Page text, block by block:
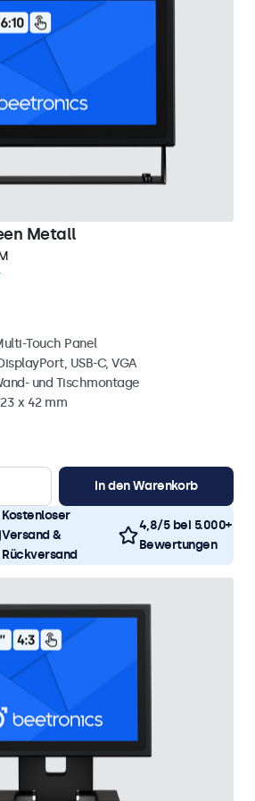
Metall
Touch Panel
USB-C, VGA
und Tischmontage
x 42 mm
In den Warenkorb
Kostenloser
Versand &
Rückversand
4,8/5 bei 5.000+
Bewertungen